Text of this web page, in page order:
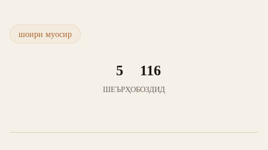
шоири муосир
5
ШЕЪРҲО
116
БОЗДИД